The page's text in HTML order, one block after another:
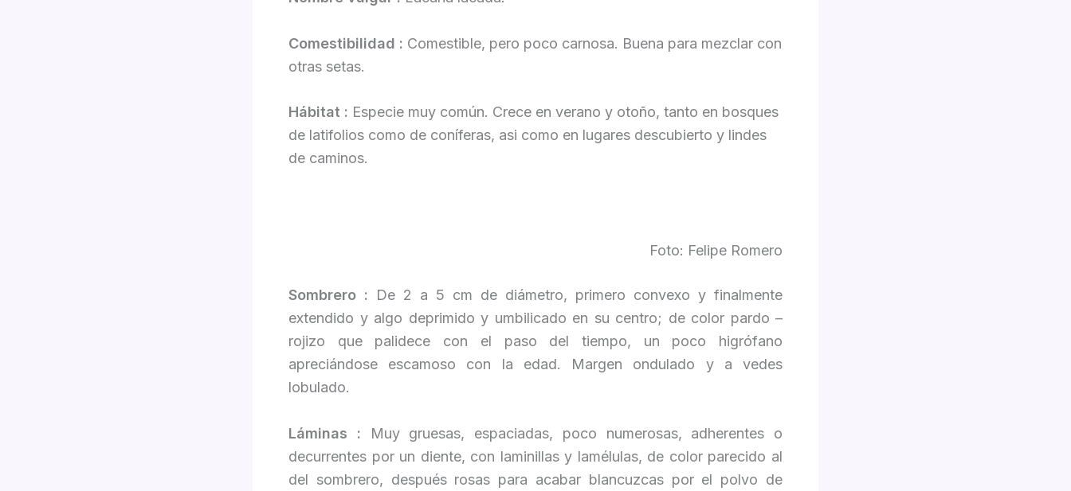
Comestibilidad : Comestible, pero poco carnosa. Buena para mezclar con
otras setas.
Hábitat : Especie muy común. Crece en verano y otoño, tanto en bosques
de latifolios como de coníferas, asi como en lugares descubierto y lindes
de caminos.
Foto: Felipe Romero
Sombrero : De 2 a 5 cm de diámetro, primero convexo y finalmente
extendido y algo deprimido y umbilicado en su centro; de color pardo –
rojizo que palidece con el paso del tiempo, un poco higrófano
apreciándose escamoso con la edad. Margen ondulado y a vedes
lobulado.
Láminas : Muy gruesas, espaciadas, poco numerosas, adherentes o
decurrentes por un diente, con laminillas y lamélulas, de color parecido al
del sombrero, después rosas para acabar blancuzcas por el polvo de